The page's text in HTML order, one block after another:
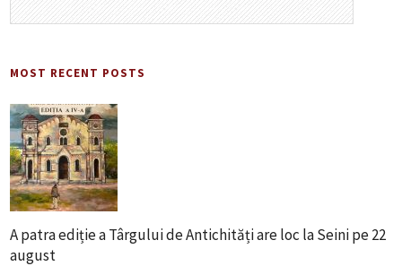
MOST RECENT POSTS
A patra ediție a Târgului de Antichități are loc la Seini pe 22
august